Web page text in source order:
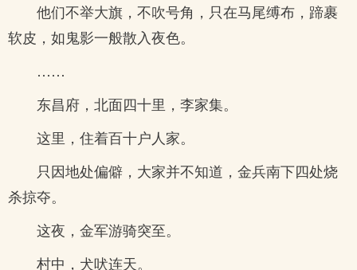
他们不举大旗，不吹号角，只在马尾缚布，蹄裹
软皮，如鬼影一般散入夜色。
……
东昌府，北面四十里，李家集。
这里，住着百十户人家。
只因地处偏僻，大家并不知道，金兵南下四处烧
杀掠夺。
这夜，金军游骑突至。
村中，犬吠连天。